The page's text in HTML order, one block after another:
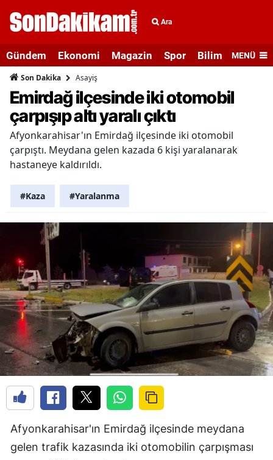
Ara
Gündem Ekonomi Magazin Spor Bilim veMENÜ
Son Dakika Asayiş
Emirdağ ilçesinde iki otomobil
çarpışıp altı yaralı çıktı
Afyonkarahisar'ın Emirdağ ilçesinde iki otomobil
çarpıştı. Meydana gelen kazada 6 kişi yaralanarak
hastaneye kaldırıldı.
#Kaza #Yaralanma
Afyonkarahisar'ın Emirdağ ilçesinde meydana
gelen trafik kazasında iki otomobilin çarpışması